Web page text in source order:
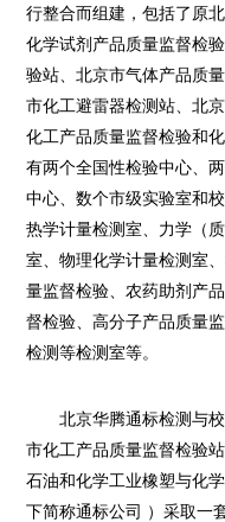
行整合而组建，包括了原
化学试剂产品质量监督检
验站、北京市气体产品质
市化工避雷器检测站、北
化工产品质量监督检验和
有两个全国性检验中心、
中心、数个市级实验室和
热学计量检测室、力学（
室、物理化学计量检测室
量监督检验、农药助剂产
督检验、高分子产品质量
检测等检测室等。
北京华腾通标检测与
市化工产品质量监督检验
石油和化学工业橡塑与化
下简称通标公司 ）采取一